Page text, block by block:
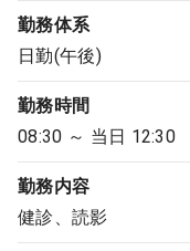
勤務体系
日勤(午後)
勤務時間
08:30 ～ 当日 12:30
勤務内容
健診、読影